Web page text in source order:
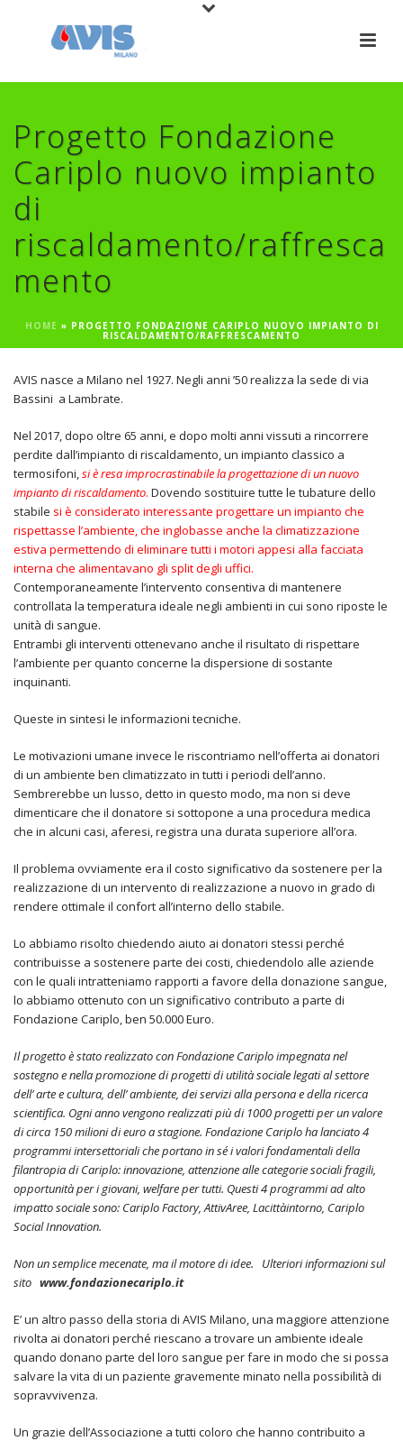
Progetto Fondazione
Cariplo nuovo impianto
di
riscaldamento/raffresca
mento
HOME » PROGETTO FONDAZIONE CARIPLO NUOVO IMPIANTO DI
RISCALDAMENTO/RAFFRESCAMENTO
AVIS nasce a Milano nel 1927. Negli anni ’50 realizza la sede di via
Bassini a Lambrate.
Nel 2017, dopo oltre 65 anni, e dopo molti anni vissuti a rincorrere
perdite dall’impianto di riscaldamento, un impianto classico a
termosifoni,si è resa improcrastinabile la progettazione di un nuovo
impianto di riscaldamento. Dovendo sostituire tutte le tubature dello
stabile si è considerato interessante progettare un impianto che
rispettasse l’ambiente, che inglobasse anche la climatizzazione
estiva permettendo di eliminare tutti i motori appesi alla facciata
interna che alimentavano gli split degli uffici.
Contemporaneamente l’intervento consentiva di mantenere
controllata la temperatura ideale negli ambienti in cui sono riposte le
unità di sangue.
Entrambi gli interventi ottenevano anche il risultato di rispettare
l’ambiente per quanto concerne la dispersione di sostante
inquinanti.
Queste in sintesi le informazioni tecniche.
Le motivazioni umane invece le riscontriamo nell’offerta ai donatori
di un ambiente ben climatizzato in tutti i periodi dell’anno.
Sembrerebbe un lusso, detto in questo modo, ma non si deve
dimenticare che il donatore si sottopone a una procedura medica
che in alcuni casi, aferesi, registra una durata superiore all’ora.
Il problema ovviamente era il costo significativo da sostenere per la
realizzazione di un intervento di realizzazione a nuovo in grado di
rendere ottimale il confort all’interno dello stabile.
Lo abbiamo risolto chiedendo aiuto ai donatori stessi perché
contribuisse a sostenere parte dei costi, chiedendolo alle aziende
con le quali intratteniamo rapporti a favore della donazione sangue,
lo abbiamo ottenuto con un significativo contributo a parte di
Fondazione Cariplo, ben 50.000 Euro.
Il progetto è stato realizzato con Fondazione Cariplo impegnata nel
sostegno e nella promozione di progetti di utilità sociale legati al settore
dell’ arte e cultura, dell’ ambiente, dei servizi alla persona e della ricerca
scientifica. Ogni anno vengono realizzati più di 1000 progetti per un valore
di circa 150 milioni di euro a stagione. Fondazione Cariplo ha lanciato 4
programmi intersettoriali che portano in sé i valori fondamentali della
filantropia di Cariplo: innovazione, attenzione alle categorie sociali fragili,
opportunità per i giovani, welfare per tutti. Questi 4 programmi ad alto
impatto sociale sono: Cariplo Factory, AttivAree, Lacittàintorno, Cariplo
Social Innovation.
Non un semplice mecenate, ma il motore di idee. Ulteriori informazioni sul
sito www.fondazionecariplo.it
E’ un altro passo della storia di AVIS Milano, una maggiore attenzione
rivolta ai donatori perché riescano a trovare un ambiente ideale
quando donano parte del loro sangue per fare in modo che si possa
salvare la vita di un paziente gravemente minato nella possibilità di
sopravvivenza.
Un grazie dell’Associazione a tutti coloro che hanno contribuito a